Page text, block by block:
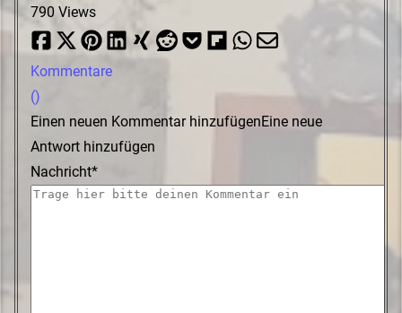
790 Views
Kommentare
()
Einen neuen Kommentar hinzufügenEine neue
Antwort hinzufügen
Nachricht*